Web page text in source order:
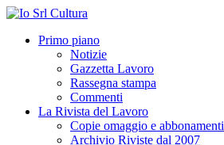
Primo piano
Notizie
Gazzetta Lavoro
Rassegna stampa
Commenti
La Rivista del Lavoro
Copie omaggio e abbonamenti
Archivio Riviste dal 2007